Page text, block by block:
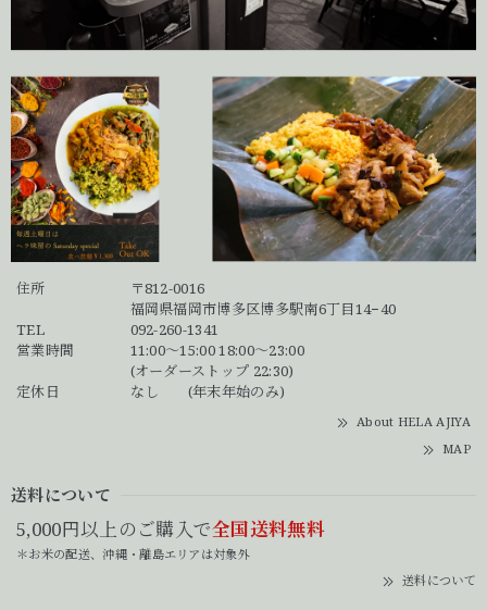
住所
〒812-0016
福岡県福岡市博多区博多駅南6丁目14−40
TEL
092-260-1341
営業時間
11:00～15:00 18:00～23:00
(オーダーストップ 22:30)
定休日
なし (年末年始のみ)
About HELA AJIYA
MAP
送料について
5,000円以上のご購入で全国送料無料
＊お米の配送、沖縄・離島エリアは対象外
送料について